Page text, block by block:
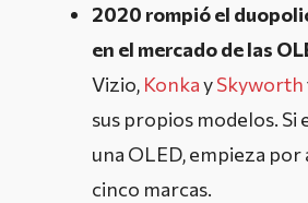
2020 rompió el
en el mercado de las
Vizio, KonkaySkyworth
sus propios modelos. Si
una OLED, empieza por
cinco marcas.